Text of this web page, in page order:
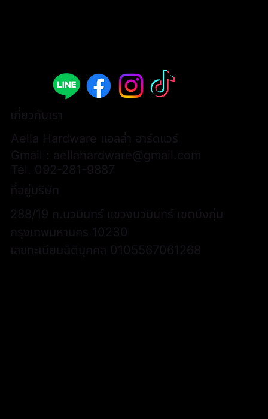
เกี่ยวกับเรา
Aella Hardware แอลล่า ฮาร์ดแวร์
Gmail : aellahardware@gmail.com
Tel. 092-281-9887
ที่อยู่บริษัท
288/19 ถ.นวมินทร์ แขวงนวมินทร์ เขตบึงกุ่ม
กรุงเทพมหานคร 10230
เลขทะเบียนนิติบุคคล 0105567061268